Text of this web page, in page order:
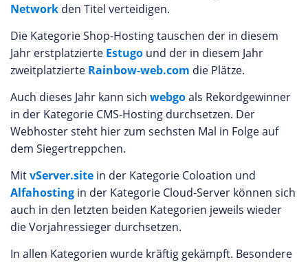
Network den Titel verteidigen.
Die Kategorie Shop-Hosting tauschen der in diesem
Jahr erstplatzierte Estugo und der in diesem Jahr
zweitplatzierte Rainbow-web.com die Plätze.
Auch dieses Jahr kann sich webgoals Rekordgewinner
in der Kategorie CMS-Hosting durchsetzen. Der
Webhoster steht hier zum sechsten Mal in Folge auf
dem Siegertreppchen.
MitvServer.site in der Kategorie Coloation und
Alfahosting in der Kategorie Cloud-Server können sich
auch in den letzten beiden Kategorien jeweils wieder
die Vorjahressieger durchsetzen.
In allen Kategorien wurde kräftig gekämpft. Besondere